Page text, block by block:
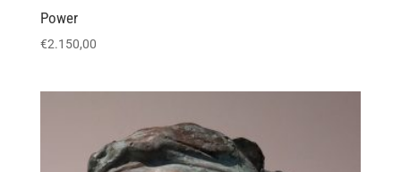
Power
€2.150,00